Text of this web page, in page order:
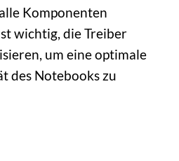
Komponenten
wichtig, die Treiber
um eine optimale
des Notebooks zu